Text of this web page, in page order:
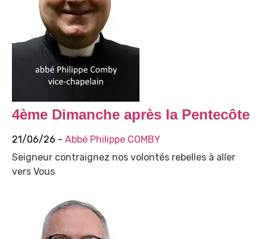
4ème Dimanche après la Pentecôte
21/06/26 - Abbé Philippe COMBY
Seigneur contraignez nos volontés rebelles à aller
vers Vous